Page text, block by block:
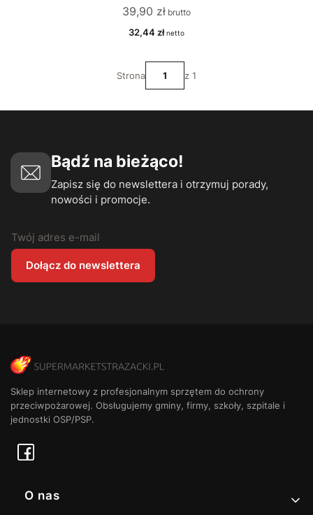
Cena
39,90 zł
Cena
32,44 zł
Strona z 1
Bądź na bieżąco!
Zapisz się do newslettera i otrzymuj porady,
nowości i promocje.
Twój adres e-mail
Dołącz do newslettera
Sklep internetowy z profesjonalnym sprzętem do ochrony
przeciwpożarowej. Obsługujemy gminy, firmy, szkoły, szpitale i
jednostki OSP/PSP.
Linki w stopce
O nas